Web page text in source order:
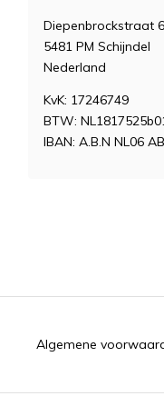
Diepenbrockstraat
5481 PM Schijndel
Nederland
KvK: 17246749
BTW:
IBAN: A.B.N NL06
Algemene